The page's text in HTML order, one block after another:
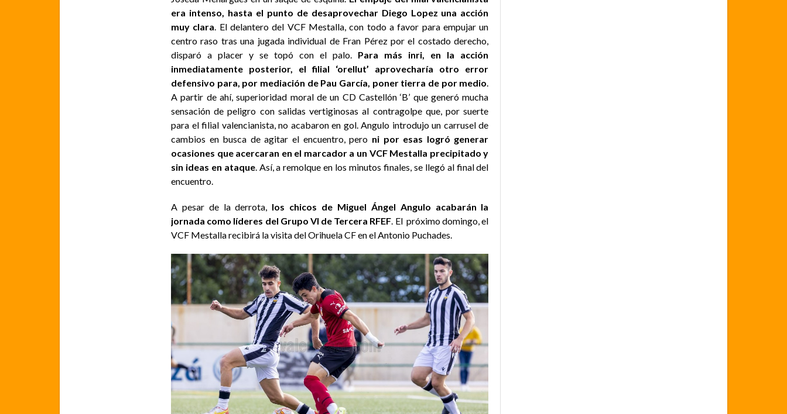
era intenso, hasta el punto de desaprovechar Diego Lopez una acción
muy clara . El delantero del VCF Mestalla, con todo a favor para empujar un
centro raso tras una jugada individual de Fran Pérez por el costado derecho,
disparó a placer y se topó con el palo. Para más inri, en la acción
inmediatamente posterior, el filial ‘orellut’ aprovecharía otro error
defensivo para, por mediación de Pau García, poner tierra de por medio
A partir de ahí, superioridad moral de un CD Castellón ‘B’ que generó mucha
sensación de peligro con salidas vertiginosas al contragolpe que, por suerte
para el filial valencianista, no acabaron en gol. Angulo introdujo un carrusel de
cambios en busca de agitar el encuentro, pero ni por esas logró generar
ocasiones que acercaran en el marcador a un VCF Mestalla precipitado y
sin ideas en ataque. Así, a remolque en los minutos finales, se llegó al final del
encuentro.
A pesar de la derrota, los chicos de Miguel Ángel Angulo acabarán la
jornada como líderes del Grupo VI de Tercera RFEF . El próximo domingo, el
VCF Mestalla recibirá la visita del Orihuela CF en el Antonio Puchades.